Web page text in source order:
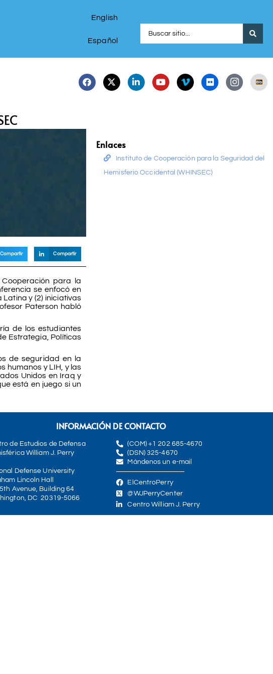
English
Español
Compartir Compartir
para la
se enfocó en
Latina y (2) iniciativas
Paterson habló
de los estudiantes
Estrategia, Políticas
de seguridad en la
humanos y LIH, y las
Unidos en Iraq y
está en juego si un
Enlaces
Instituto de Cooperación para la Seguridad del
Hemisferio Occidental (WHINSEC)
INFORMACIÓN DE CONTACTO
de Estudios de Defensa
William J. Perry
Defense University
Lincoln Hall
Avenue, Building 64
DC 20319-5066
(COM) +1 202 685-4670
(DSN) 325-4670
Mándenos un e-mail
ElCentroPerry
@WJPerryCenter
Centro William J. Perry